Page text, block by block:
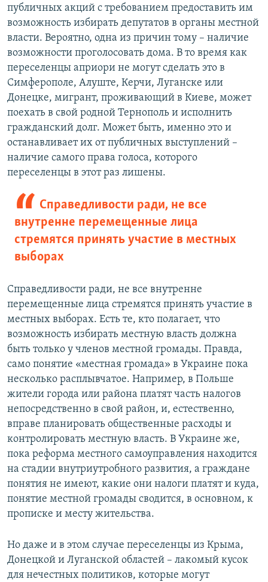
публичных акций с требованием предоставить им
возможность избирать депутатов в органы местной
власти. Вероятно, одна из причин тому – наличие
возможности проголосовать дома. В то время как
переселенцы априори не могут сделать это в
Симферополе, Алуште, Керчи, Луганске или
Донецке, мигрант, проживающий в Киеве, может
поехать в свой родной Тернополь и исполнить
гражданский долг. Может быть, именно это и
останавливает их от публичных выступлений –
наличие самого права голоса, которого
переселенцы в этот раз лишены.
Справедливости ради, не все
внутренне перемещенные лица
стремятся принять участие в местных
выборах
Справедливости ради, не все внутренне
перемещенные лица стремятся принять участие в
местных выборах. Есть те, кто полагает, что
возможность избирать местную власть должна
быть только у членов местной громады. Правда,
само понятие «местная громада» в Украине пока
несколько расплывчатое. Например, в Польше
жители города или района платят часть налогов
непосредственно в свой район, и, естественно,
вправе планировать общественные расходы и
контролировать местную власть. В Украине же,
пока реформа местного самоуправления находится
на стадии внутриутробного развития, а граждане
понятия не имеют, какие они налоги платят и куда,
понятие местной громады сводится, в основном, к
прописке и месту жительства.
Но даже и в этом случае переселенцы из Крыма,
Донецкой и Луганской областей – лакомый кусок
для нечестных политиков, которые могут